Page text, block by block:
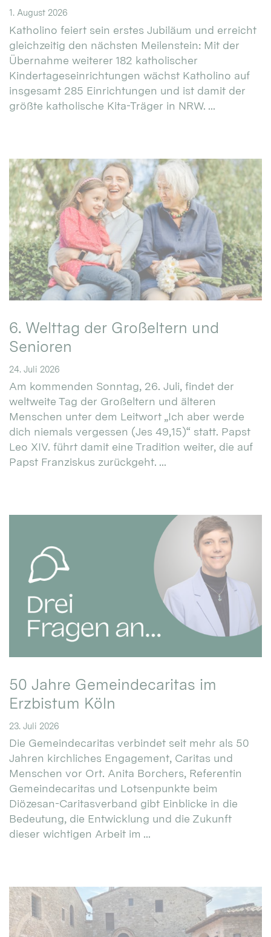
1. August 2026
Katholino feiert sein erstes Jubiläum und erreicht
gleichzeitig den nächsten Meilenstein: Mit der
Übernahme weiterer 182 katholischer
Kindertageseinrichtungen wächst Katholino auf
insgesamt 285 Einrichtungen und ist damit der
größte katholische Kita-Träger in NRW. ...
6. Welttag der Großeltern und
Senioren
24. Juli 2026
Am kommenden Sonntag, 26. Juli, findet der
weltweite Tag der Großeltern und älteren
Menschen unter dem Leitwort „Ich aber werde
dich niemals vergessen (Jes 49,15)“ statt. Papst
Leo XIV. führt damit eine Tradition weiter, die auf
Papst Franziskus zurückgeht. ...
50 Jahre Gemeindecaritas im
Erzbistum Köln
23. Juli 2026
Die Gemeindecaritas verbindet seit mehr als 50
Jahren kirchliches Engagement, Caritas und
Menschen vor Ort. Anita Borchers, Referentin
Gemeindecaritas und Lotsenpunkte beim
Diözesan-Caritasverband gibt Einblicke in die
Bedeutung, die Entwicklung und die Zukunft
dieser wichtigen Arbeit im ...